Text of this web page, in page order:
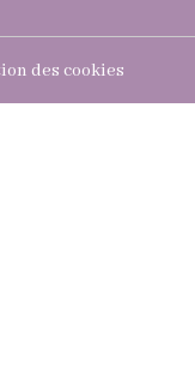
des cookies